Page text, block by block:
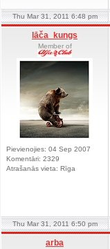
Thu Mar 31, 2011 6:48 pm
lāča_kungs
Member of
Pievienojies: 04 Sep 2007
Komentāri: 2329
Atrašanās vieta: Rīga
Thu Mar 31, 2011 6:50 pm
arba